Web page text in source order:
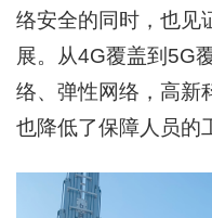
络安全的同时，也见
展。从4G覆盖到5G
络、弹性网络，高新
也降低了保障人员的